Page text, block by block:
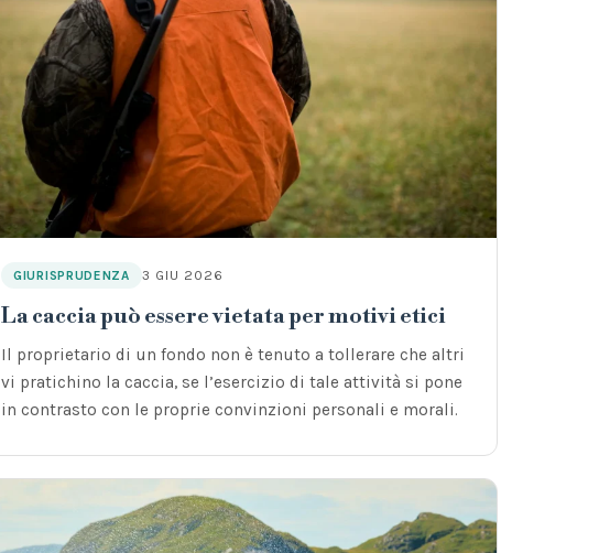
GIURISPRUDENZA 3 GIU 2026
La caccia può essere vietata per motivi etici
Il proprietario di un fondo non è tenuto a tollerare che altri
vi pratichino la caccia, se l’esercizio di tale attività si pone
in contrasto con le proprie convinzioni personali e morali.